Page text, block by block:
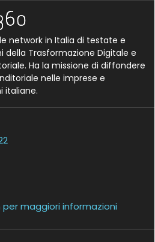
network in Italia di testate e
della Trasformazione Digitale e
Ha la missione di diffondere
nelle imprese e
italiane.
maggiori informazioni